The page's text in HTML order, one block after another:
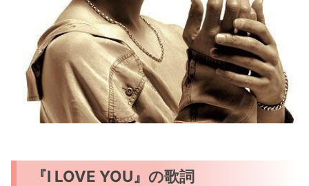
『I LOVE YOU』の歌詞